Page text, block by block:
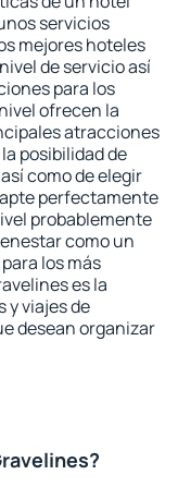
servicios
mejores hoteles
de servicio así
para los
ofrecen la
atracciones
posibilidad de
como de elegir
perfectamente
probablemente
como un
los más
es la
y viajes de
desean organizar